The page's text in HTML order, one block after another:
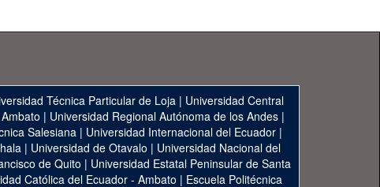
Técnica Particular de Loja | Universidad Central
| Universidad Regional Autónoma de los Andes|
Salesiana| Universidad Internacional del Ecuador|
| Universidad de Otavalo | Universidad Nacional del
de Quito | Universidad Estatal Peninsular de Santa
Católica del Ecuador - Ambato | Escuela Politécnica